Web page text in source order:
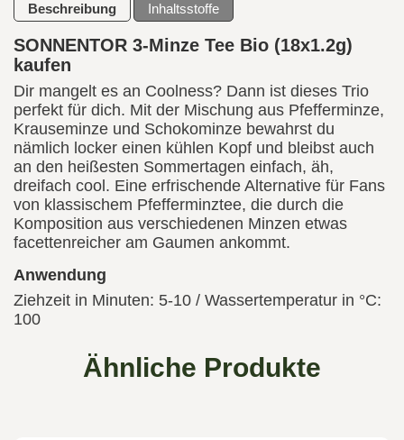
Beschreibung
Inhaltsstoffe
SONNENTOR 3-Minze Tee Bio (18x1.2g)
kaufen
Dir mangelt es an Coolness? Dann ist dieses Trio
perfekt für dich. Mit der Mischung aus Pfefferminze,
Krauseminze und Schokominze bewahrst du
nämlich locker einen kühlen Kopf und bleibst auch
an den heißesten Sommertagen einfach, äh,
dreifach cool. Eine erfrischende Alternative für Fans
von klassischem Pfefferminztee, die durch die
Komposition aus verschiedenen Minzen etwas
facettenreicher am Gaumen ankommt.
Anwendung
Ziehzeit in Minuten: 5-10 / Wassertemperatur in °C:
100
Ähnliche Produkte